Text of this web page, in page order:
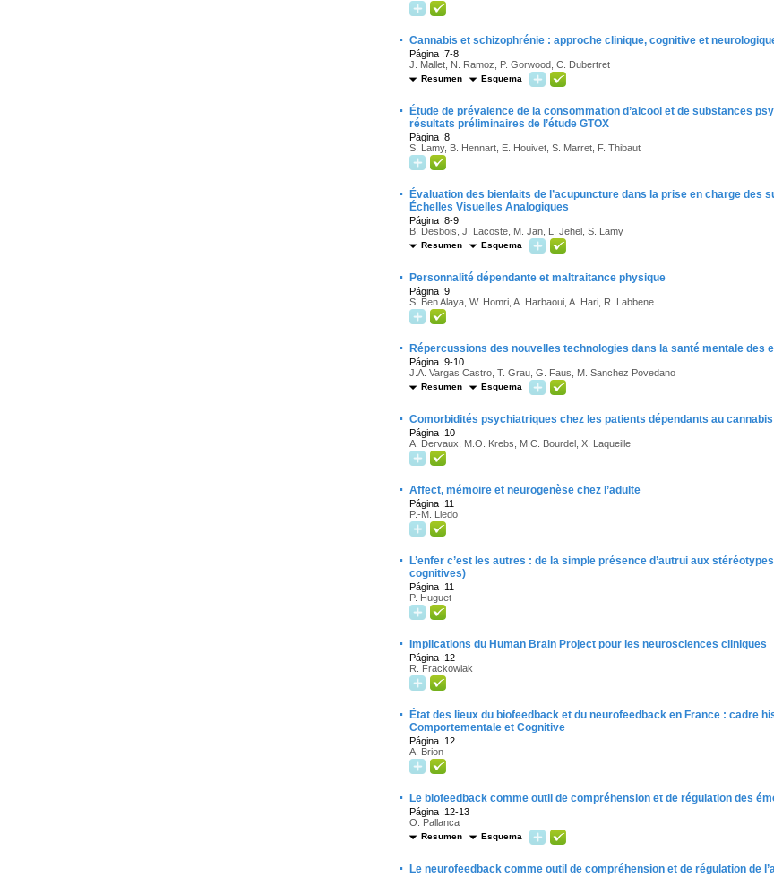
· Cannabis et schizophrénie : approche clinique, cognitive et
Página :7-8
J. Mallet, N. Ramoz, P. Gorwood, C. Dubertret
Resumen Esquema
·
Étude de prévalence de la consommation d’alcool et de substances
résultats préliminaires de l’étude GTOX
Página :8
S. Lamy, B. Hennart, E. Houivet, S. Marret, F. Thibaut
·
Évaluation des bienfaits de l’acupuncture dans la prise en charge des
Échelles Visuelles Analogiques
Página :8-9
B. Desbois, J. Lacoste, M. Jan, L. Jehel, S. Lamy
Resumen Esquema
· Personnalité dépendante et maltraitance physique
Página :9
S. Ben Alaya, W. Homri, A. Harbaoui, A. Hari, R. Labbene
· Répercussions des nouvelles technologies dans la santé mentale des
Página :9-10
J.A. Vargas Castro, T. Grau, G. Faus, M. Sanchez Povedano
Resumen Esquema
· Comorbidités psychiatriques chez les patients dépendants au
Página :10
A. Dervaux, M.O. Krebs, M.C. Bourdel, X. Laqueille
· Affect, mémoire et neurogenèse chez l’adulte
Página :11
P.-M. Lledo
·
L’enfer c’est les autres : de la simple présence d’autrui aux
cognitives)
Página :11
P. Huguet
· Implications du Human Brain Project pour les neurosciences cliniques
Página :12
R. Frackowiak
·
État des lieux du biofeedback et du neurofeedback en France : cadre
Comportementale et Cognitive
Página :12
A. Brion
· Le biofeedback comme outil de compréhension et de régulation des
Página :12-13
O. Pallanca
Resumen Esquema
· Le neurofeedback comme outil de compréhension et de régulation de